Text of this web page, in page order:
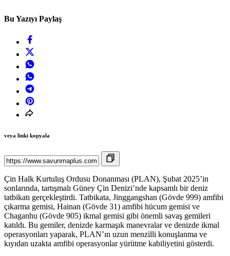
Bu Yazıyı Paylaş
veya linki kopyala
Çin Halk Kurtuluş Ordusu Donanması (PLAN), Şubat 2025’in
sonlarında, tartışmalı Güney Çin Denizi’nde kapsamlı bir deniz
tatbikatı gerçekleştirdi. Tatbikata, Jinggangshan (Gövde 999) amfibi
çıkarma gemisi, Hainan (Gövde 31) amfibi hücum gemisi ve
Chaganhu (Gövde 905) ikmal gemisi gibi önemli savaş gemileri
katıldı. Bu gemiler, denizde karmaşık manevralar ve denizde ikmal
operasyonları yaparak, PLAN’ın uzun menzilli konuşlanma ve
kıyıdan uzakta amfibi operasyonlar yürütme kabiliyetini gösterdi.